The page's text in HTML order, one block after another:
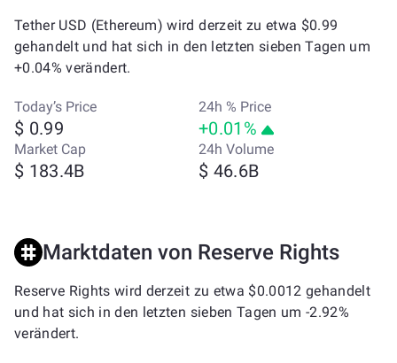
Tether USD (Ethereum) wird derzeit zu etwa $0.99
gehandelt und hat sich in den letzten sieben Tagen um
+0.04% verändert.
Today’s Price
$ 0.99
24h % Price
+0.01%
Market Cap
$ 183.4B
24h Volume
$ 46.6B
Marktdaten von Reserve Rights
Reserve Rights wird derzeit zu etwa $0.0012 gehandelt
und hat sich in den letzten sieben Tagen um -2.92%
verändert.